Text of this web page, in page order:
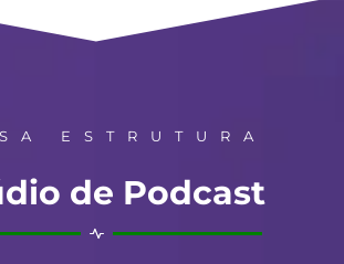
ESTRUTURA
de Podcast